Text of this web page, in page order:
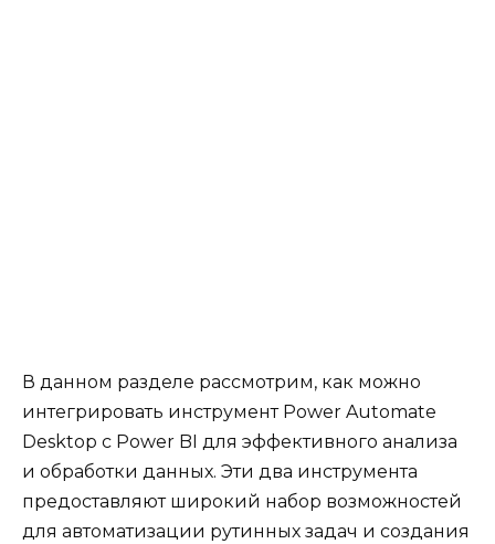
В данном разделе рассмотрим, как можно
интегрировать инструмент Power Automate
Desktop с Power BI для эффективного анализа
и обработки данных. Эти два инструмента
предоставляют широкий набор возможностей
для автоматизации рутинных задач и создания